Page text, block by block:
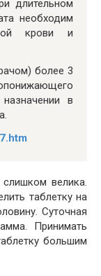
длительном
необходим
крови и
более 3
в
велика.
таблетку на
Суточная
Принимать
большим